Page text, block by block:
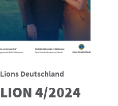
Lions Deutschland
LION 4/2024